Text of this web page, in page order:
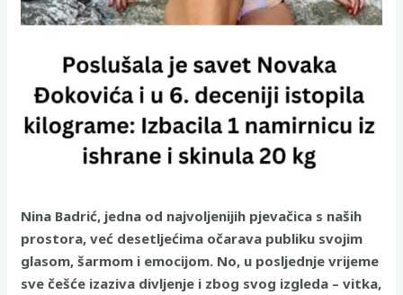
Nina Badrić, jedna od najvoljenijih pjevačica s naših
prostora, već desetljećima očarava publiku svojim
glasom, šarmom i emocijom. No, u posljednje vrijeme
sve češće izaziva divljenje i zbog svog izgleda – vitka,